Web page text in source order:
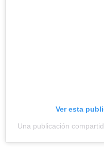
Ver esta
Una publicación